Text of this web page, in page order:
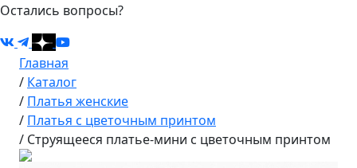
Остались вопросы?
Главная
/ Каталог
/ Платья женские
/ Платья с цветочным принтом
/ Струящееся платье-мини с цветочным принтом